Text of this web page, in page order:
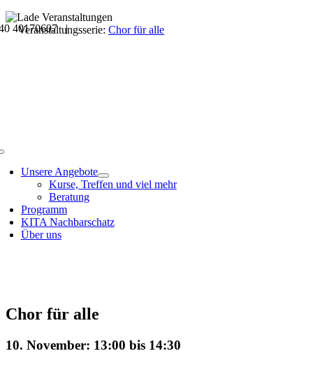
Skip
to 40170607 |
Unsere Angebote
Kurse, Treffen und viel mehr
Beratung
Programm
KITA Nachbarschatz
Über uns
Veranstaltungsdetails
Veranstaltungsserie: Chor für alle
Chor für alle
10. November: 13:00 bis 14:30